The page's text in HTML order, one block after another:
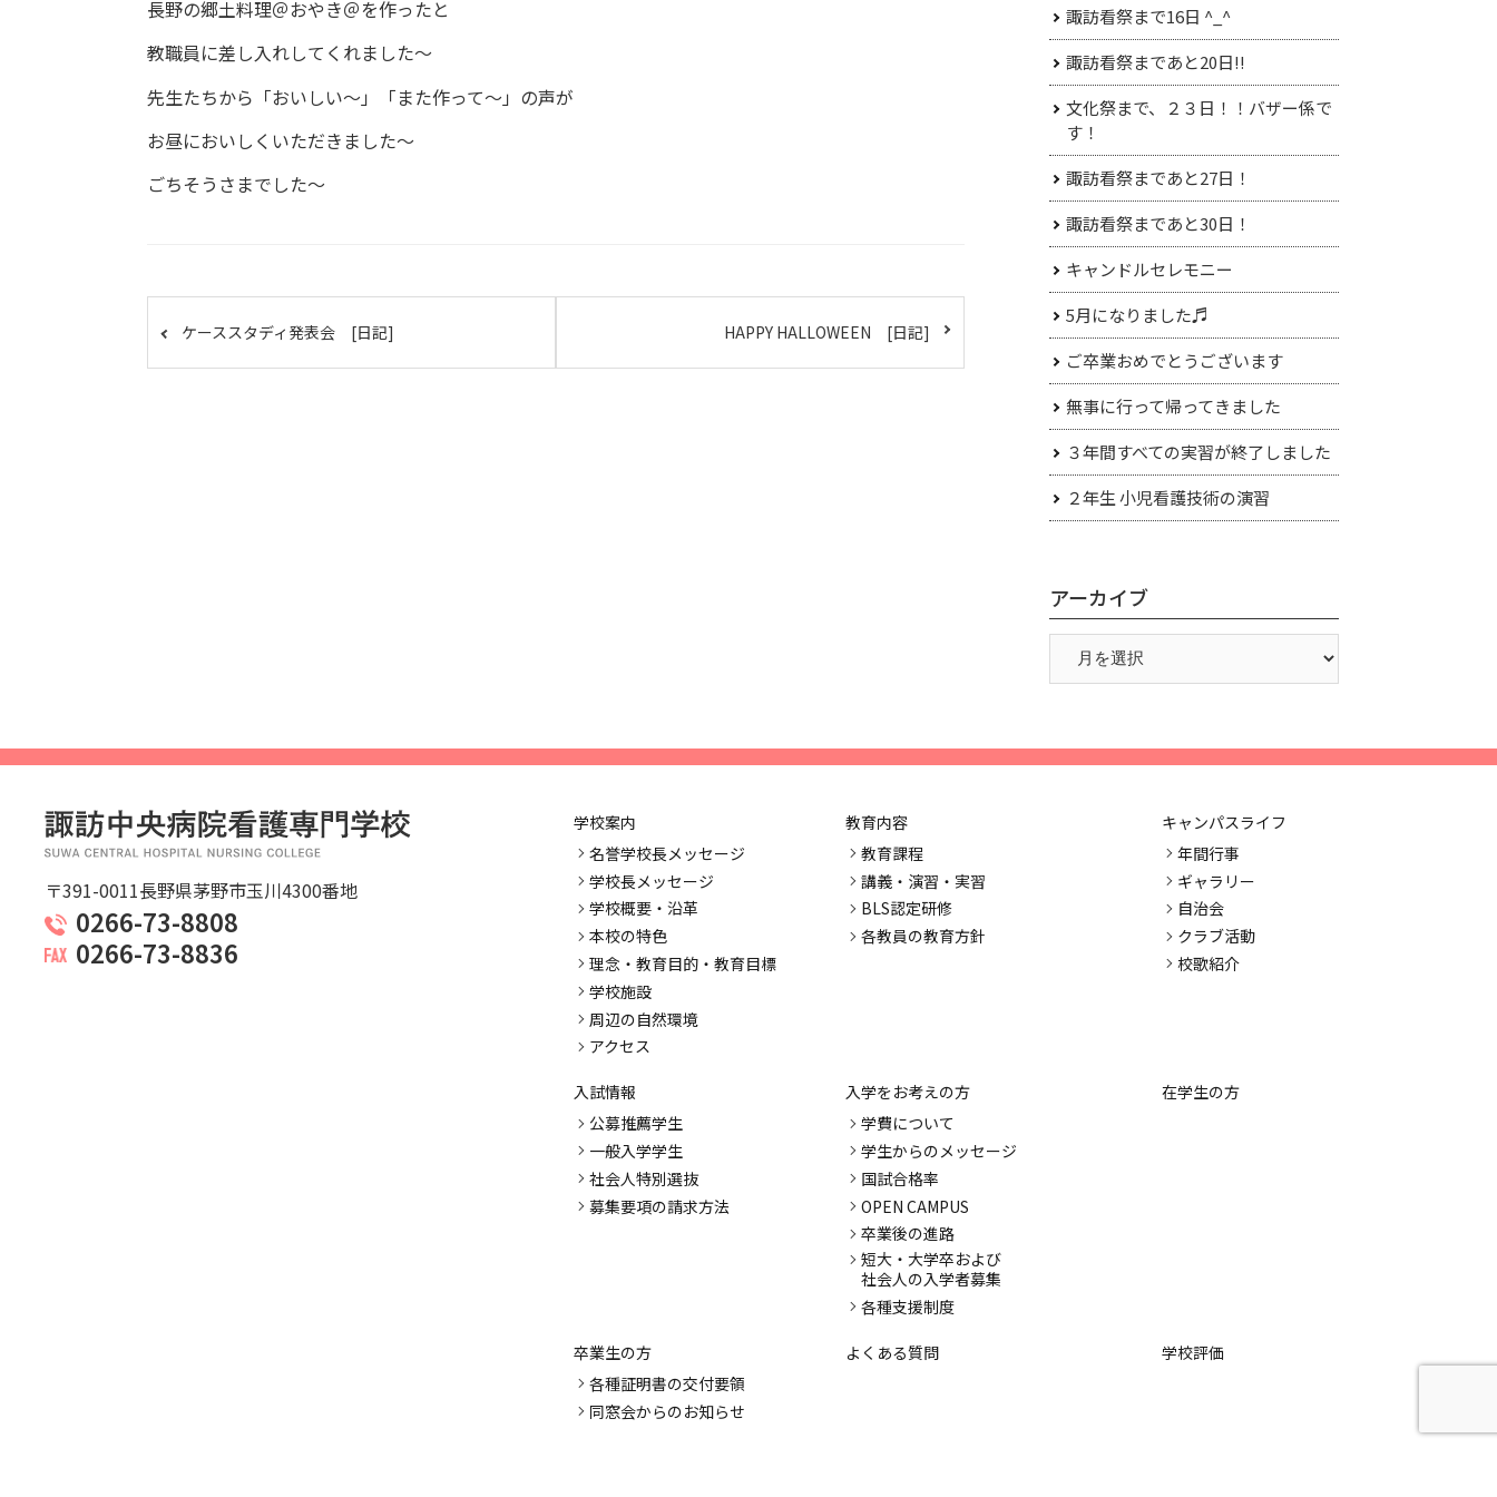
長野の郷土料理＠おやき＠を作ったと
教職員に差し入れしてくれました～
先生たちから「おいしい～」「また作って～」の声が
お昼においしくいただきました～
ごちそうさまでした～
ケーススタディ発表会 [日記] HAPPY HALLOWEEN [日記]
諏訪看祭まで16日 ^_^
諏訪看祭まであと20日!!
文化祭まで、２３日！！バザー係で
す！
諏訪看祭まであと27日！
諏訪看祭まであと30日！
キャンドルセレモニー
5月になりました♬
ご卒業おめでとうございます
無事に行って帰ってきました
３年間すべての実習が終了しました
２年生 小児看護技術の演習
アーカイブ
〒391-0011長野県茅野市玉川4300番地
0266-73-8808
0266-73-8836
学校案内
名誉学校長メッセージ
学校長メッセージ
学校概要・沿革
本校の特色
理念・教育目的・教育目標
学校施設
周辺の自然環境
アクセス
教育内容
教育課程
講義・演習・実習
BLS認定研修
各教員の教育方針
キャンパスライフ
年間行事
ギャラリー
自治会
クラブ活動
校歌紹介
入試情報
公募推薦学生
一般入学学生
社会人特別選抜
募集要項の請求方法
入学をお考えの方
学費について
学生からのメッセージ
国試合格率
OPEN CAMPUS
卒業後の進路
短大・大学卒および
社会人の入学者募集
各種支援制度
在学生の方
卒業生の方
各種証明書の交付要領
同窓会からのお知らせ
よくある質問 学校評価